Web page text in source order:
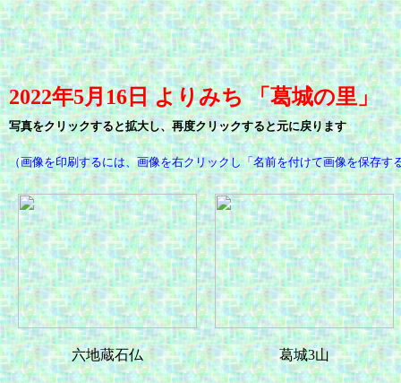
2022年5月16日 よりみち 「葛城の里」
写真をクリックすると拡大し、再度クリックすると元に戻ります
（画像を印刷するには、画像を右クリックし「名前を付けて画像を保存
六地蔵石仏 葛城3山